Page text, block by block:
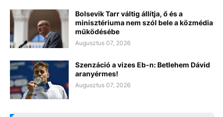
Bolsevik Tarr váltig állítja, ő és a
minisztériuma nem szól bele a közmédia
működésébe
Augusztus 07, 2026
Szenzáció a vizes Eb-n: Betlehem Dávid
aranyérmes!
Augusztus 07, 2026